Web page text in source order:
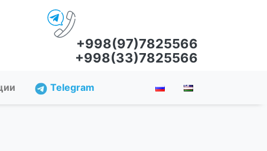
+998(97)7825566
+998(33)7825566
Telegram